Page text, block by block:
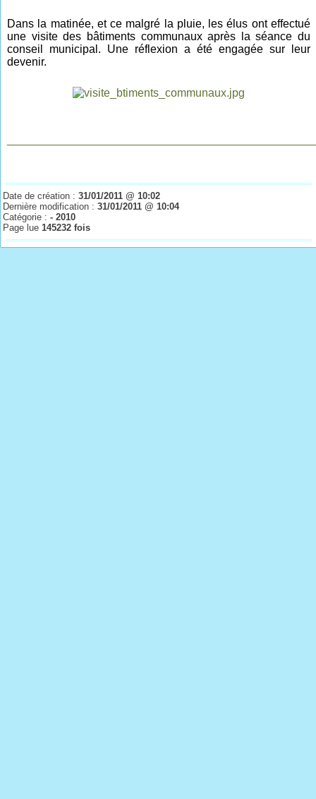
Dans la matinée, et ce malgré la pluie, les élus ont effectué
une visite des bâtiments communaux après la séance du
conseil municipal. Une réflexion a été engagée sur leur
devenir.
Date de création :31/01/2011 @ 10:02
Dernière modification :31/01/2011 @ 10:04
Catégorie :- 2010
Page lue145232 fois